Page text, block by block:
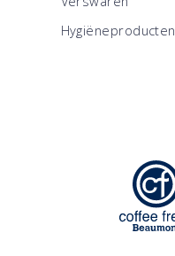
Hygiëneproducten